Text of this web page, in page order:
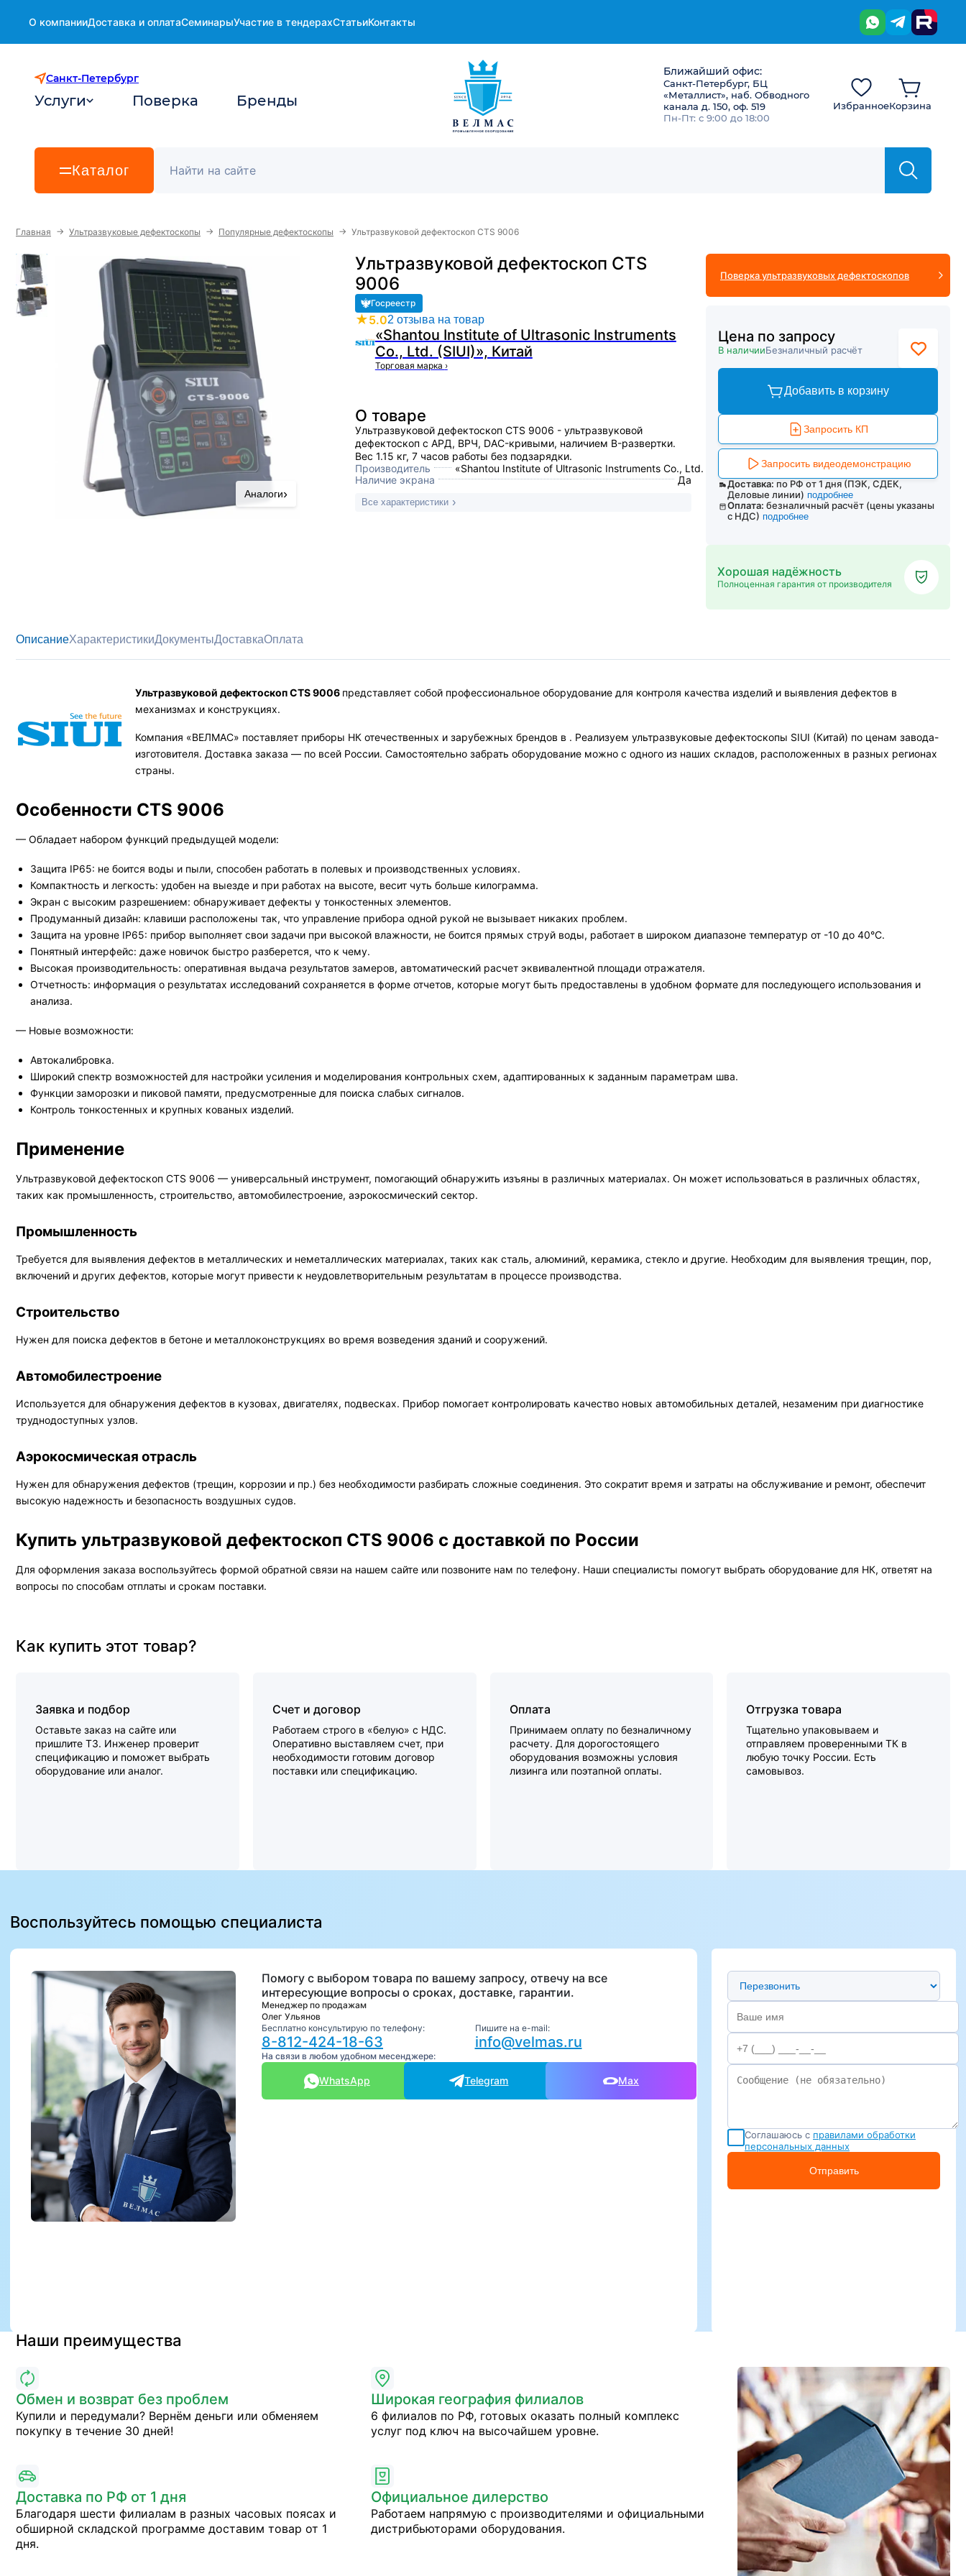
О компанииДоставка и оплатаСеминарыУчастие в тендерахСтатьиКонтакты
Санкт-Петербург
Услуги Поверка Бренды
Ближайший офис:
Санкт-Петербург, БЦ
«Металлист», наб. Обводного
канала д. 150, оф. 519
Пн-Пт: с 9:00 до 18:00
ИзбранноеКорзина
Каталог
Главная → Ультразвуковые дефектоскопы → Популярные дефектоскопы → Ультразвуковой дефектоскоп CTS 9006
Ультразвуковой дефектоскоп CTS
9006
Госреестр
★5.02 отзыва на товар
«Shantou Institute of Ultrasonic Instruments
Co., Ltd. (SIUI)», Китай
Торговая марка ›
Аналоги›
О товаре
Ультразвуковой дефектоскоп CTS 9006 - ультразвуковой
дефектоскоп с АРД, ВРЧ, DAC-кривыми, наличием B-развертки.
Вес 1.15 кг, 7 часов работы без подзарядки.
Производитель
«Shantou Institute of Ultrasonic Instruments Co., Ltd. (SIUI)», Китай
Наличие экрана
Да
Все характеристики
Поверка ультразвуковых дефектоскопов
Цена по запросу
В наличииБезналичный расчёт
Добавить в корзину
Запросить КП
Запросить видеодемонстрацию
Доставка: по РФ от 1 дня (ПЭК, СДЕК,
Деловые линии) подробнее
Оплата: безналичный расчёт (цены указаны
с НДС) подробнее
Хорошая надёжность
Полноценная гарантия от производителя
ОписаниеХарактеристикиДокументыДоставкаОплата
Ультразвуковой дефектоскоп CTS 9006 представляет собой профессиональное оборудование для контроля качества изделий и выявления дефектов в
механизмах и конструкциях.
Компания «ВЕЛМАС» поставляет приборы НК отечественных и зарубежных брендов в . Реализуем ультразвуковые дефектоскопы SIUI (Китай) по ценам завода-
изготовителя. Доставка заказа — по всей России. Самостоятельно забрать оборудование можно с одного из наших складов, расположенных в разных регионах
страны.
Особенности CTS 9006
— Обладает набором функций предыдущей модели:
Защита IP65: не боится воды и пыли, способен работать в полевых и производственных условиях.
Компактность и легкость: удобен на выезде и при работах на высоте, весит чуть больше килограмма.
Экран с высоким разрешением: обнаруживает дефекты у тонкостенных элементов.
Продуманный дизайн: клавиши расположены так, что управление прибора одной рукой не вызывает никаких проблем.
Защита на уровне IP65: прибор выполняет свои задачи при высокой влажности, не боится прямых струй воды, работает в широком диапазоне температур от -10 до 40°С.
Понятный интерфейс: даже новичок быстро разберется, что к чему.
Высокая производительность: оперативная выдача результатов замеров, автоматический расчет эквивалентной площади отражателя.
Отчетность: информация о результатах исследований сохраняется в форме отчетов, которые могут быть предоставлены в удобном формате для последующего использования и
анализа.
— Новые возможности:
Автокалибровка.
Широкий спектр возможностей для настройки усиления и моделирования контрольных схем, адаптированных к заданным параметрам шва.
Функции заморозки и пиковой памяти, предусмотренные для поиска слабых сигналов.
Контроль тонкостенных и крупных кованых изделий.
Применение
Ультразвуковой дефектоскоп CTS 9006 — универсальный инструмент, помогающий обнаружить изъяны в различных материалах. Он может использоваться в различных областях,
таких как промышленность, строительство, автомобилестроение, аэрокосмический сектор.
Промышленность
Требуется для выявления дефектов в металлических и неметаллических материалах, таких как сталь, алюминий, керамика, стекло и другие. Необходим для выявления трещин, пор,
включений и других дефектов, которые могут привести к неудовлетворительным результатам в процессе производства.
Строительство
Нужен для поиска дефектов в бетоне и металлоконструкциях во время возведения зданий и сооружений.
Автомобилестроение
Используется для обнаружения дефектов в кузовах, двигателях, подвесках. Прибор помогает контролировать качество новых автомобильных деталей, незаменим при диагностике
труднодоступных узлов.
Аэрокосмическая отрасль
Нужен для обнаружения дефектов (трещин, коррозии и пр.) без необходимости разбирать сложные соединения. Это сократит время и затраты на обслуживание и ремонт, обеспечит
высокую надежность и безопасность воздушных судов.
Купить ультразвуковой дефектоскоп CTS 9006 с доставкой по России
Для оформления заказа воспользуйтесь формой обратной связи на нашем сайте или позвоните нам по телефону. Наши специалисты помогут выбрать оборудование для НК, ответят на
вопросы по способам отплаты и срокам поставки.
Как купить этот товар?
Заявка и подбор
Оставьте заказ на сайте или
пришлите ТЗ. Инженер проверит
спецификацию и поможет выбрать
оборудование или аналог.
Счет и договор
Работаем строго в «белую» с НДС.
Оперативно выставляем счет, при
необходимости готовим договор
поставки или спецификацию.
Оплата
Принимаем оплату по безналичному
расчету. Для дорогостоящего
оборудования возможны условия
лизинга или поэтапной оплаты.
Отгрузка товара
Тщательно упаковываем и
отправляем проверенными ТК в
любую точку России. Есть
самовывоз.
Воспользуйтесь помощью специалиста
Помогу с выбором товара по вашему запросу, отвечу на все
интересующие вопросы о сроках, доставке, гарантии.
Менеджер по продажам
Олег Ульянов
Бесплатно консультирую по телефону:
8-812-424-18-63
Пишите на e-mail:
info@velmas.ru
На связи в любом удобном месенджере:
WhatsApp Telegram Max
Предпочтительный способ связи
Соглашаюсь с правилами обработки
персональных данных
Отправить
Наши преимущества
Обмен и возврат без проблем
Купили и передумали? Вернём деньги или обменяем
покупку в течение 30 дней!
Широкая география филиалов
6 филиалов по РФ, готовых оказать полный комплекс
услуг под ключ на высочайшем уровне.
Доставка по РФ от 1 дня
Благодаря шести филиалам в разных часовых поясах и
обширной складской программе доставим товар от 1
дня.
Официальное дилерство
Работаем напрямую с производителями и официальными
дистрибьюторами оборудования.